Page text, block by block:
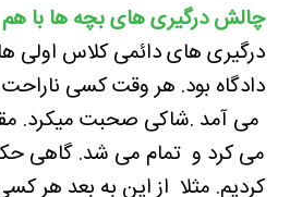
چالش درگیری های بچه ها با
درگیری های دائمی کلاس اولی
دادگاه بود. هر وقت کسی
می آمد .شاکی صحبت میکرد.
می کرد و تمام می شد. گاهی
کردیم. مثلا از این به بعد هر